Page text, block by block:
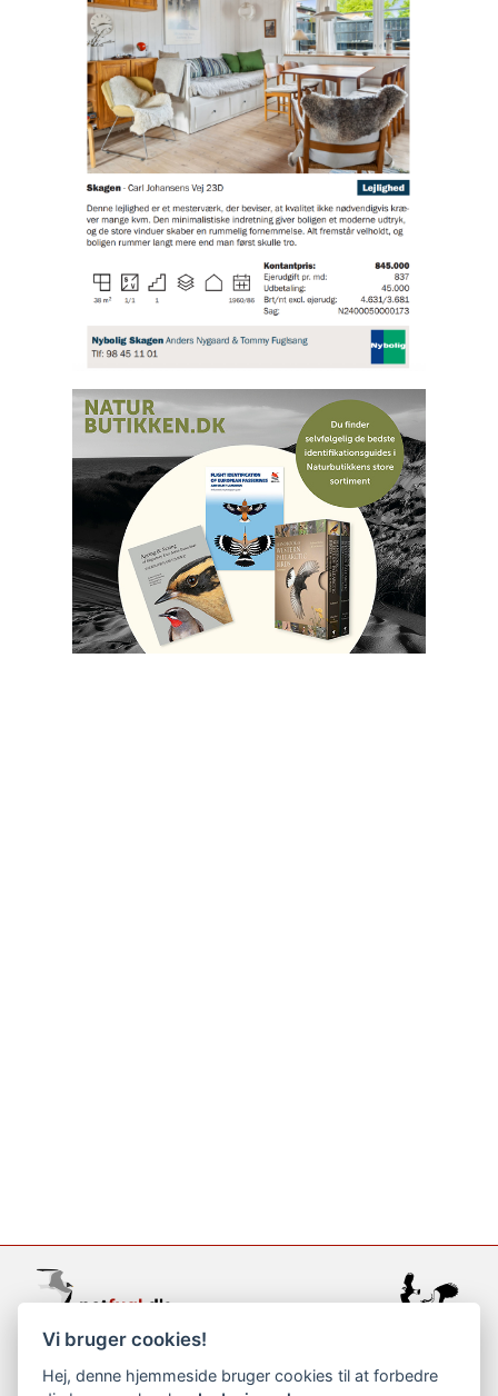
support@netfugl.dk
Vi bruger cookies!
Hej, denne hjemmeside bruger cookies til at forbedre